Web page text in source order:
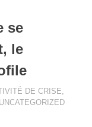
se
le
DE CRISE
UNCATEGORIZED